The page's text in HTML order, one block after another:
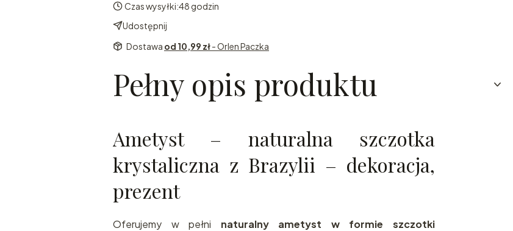
Czas wysyłki:48 godzin
Udostępnij
Dostawa od 10,99 zł- Orlen Paczka
Pełny opis produktu
Ametyst – naturalna szczotka
krystaliczna z Brazylii – dekoracja,
prezent
Oferujemy w pełni naturalny ametyst w formie szczotki